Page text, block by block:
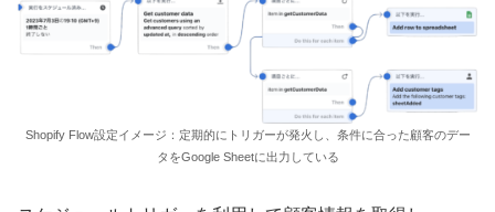
Shopify Flow設定イメージ：定期的にトリガーが発火し、条件に合った顧客のデー
タをGoogle Sheetに出力している